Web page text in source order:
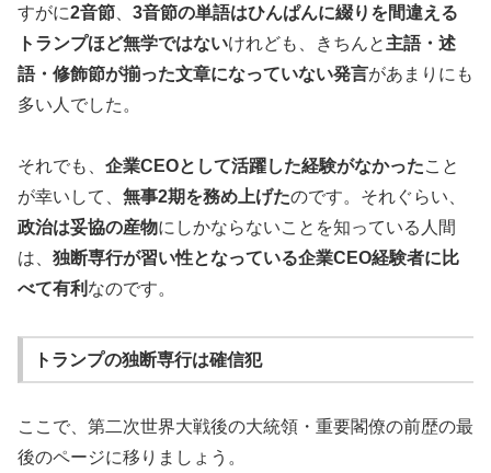
すがに2音節
3音節の単語はひんぱんに綴りを間違える
トランプほど無学ではないけれども、きちんと 主語・述
語・修飾節が揃った文章になっていない発言があまりにも
多い人でした。
それでも、 企業CEOとして活躍した経験がなかったこと
が幸いして、 無事2期を務め上げたのです。それぐらい、
政治は妥協の産物にしかならないことを知っている人間
は、 独断専行が習い性となっている企業CEO経験者に比
べて有利 なのです。
トランプの独断専行は確信犯
ここで、第二次世界大戦後の大統領・重要閣僚の前歴の最
後のページに移りましょう。